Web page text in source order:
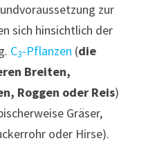
zur
sich hinsichtlich der
C3-Pflanzen (die
Breiten,
Roggen oder Reis)
Gräser,
oder Hirse).